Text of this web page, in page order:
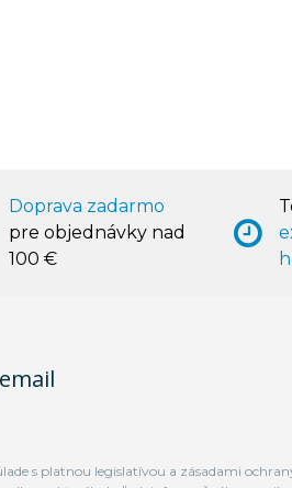
Doprava zadarmo
pre objednávky nad
100 €
s platnou legislatívou a zásadami